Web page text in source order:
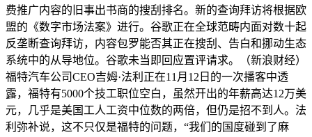
费推广内容的旧事出书商的搜刮排名。新的查询拜访将根据欧
盟的《数字市场法案》进行。谷歌正在全球范畴内面对数十起
反垄断查询拜访，内容包罗能否其正在搜刮、告白和挪动生态
系统中的从导地位。谷歌未当即回应置评请求。（新浪财经）
福特汽车公司CEO吉姆·法利正在11月12日的一次播客中透
露，福特有5000个技工职位空白，虽然开出的年薪高达12万美
元，几乎是美国工人工资中位数的两倍，但仍是招不到人。法
利弥补说，这不只仅是福特的问题，“我们的国度碰到了麻